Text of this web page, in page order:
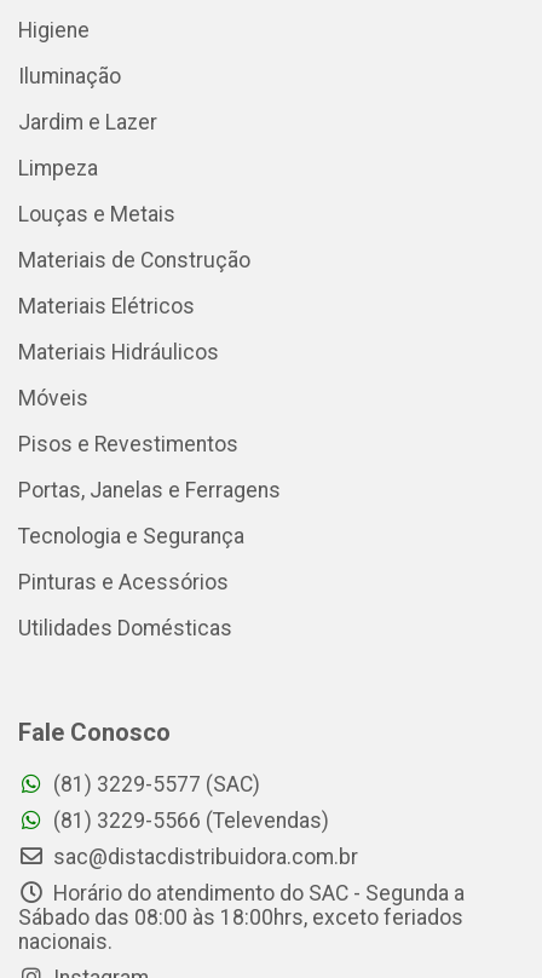
Higiene
Iluminação
Jardim e Lazer
Limpeza
Louças e Metais
Materiais de Construção
Materiais Elétricos
Materiais Hidráulicos
Móveis
Pisos e Revestimentos
Portas, Janelas e Ferragens
Tecnologia e Segurança
Pinturas e Acessórios
Utilidades Domésticas
Fale Conosco
(81) 3229-5577 (SAC)
(81) 3229-5566 (Televendas)
sac@distacdistribuidora.com.br
Horário do atendimento do SAC - Segunda a
Sábado das 08:00 às 18:00hrs, exceto feriados
nacionais.